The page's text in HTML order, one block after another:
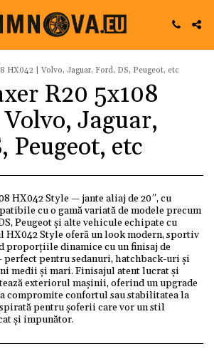
HX042 | Volvo, Jaguar, Ford, DS, Peugeot, etc
R20 5x108
Jaguar,
Peugeot, etc
HX042 Style — jante aliaj de 20″, cu
cu o gamă variată de modele precum
Peugeot și alte vehicule echipate cu
HX042 Style oferă un look modern, sportiv
proporțiile dinamice cu un finisaj de
pentru sedanuri, hatchback-uri și
medii și mari. Finisajul atent lucrat și
exteriorul mașinii, oferind un upgrade
compromite confortul sau stabilitatea la
pentru șoferii care vor un stil
și impunător.